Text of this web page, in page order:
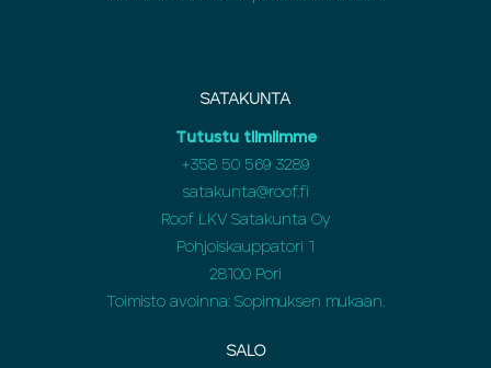
SATAKUNTA
Tutustu tiimiimme
+358 50 569 3289
satakunta@roof.fi
Roof LKV Satakunta Oy
Pohjoiskauppatori 1
28100 Pori
Toimisto avoinna: Sopimuksen mukaan.
SALO